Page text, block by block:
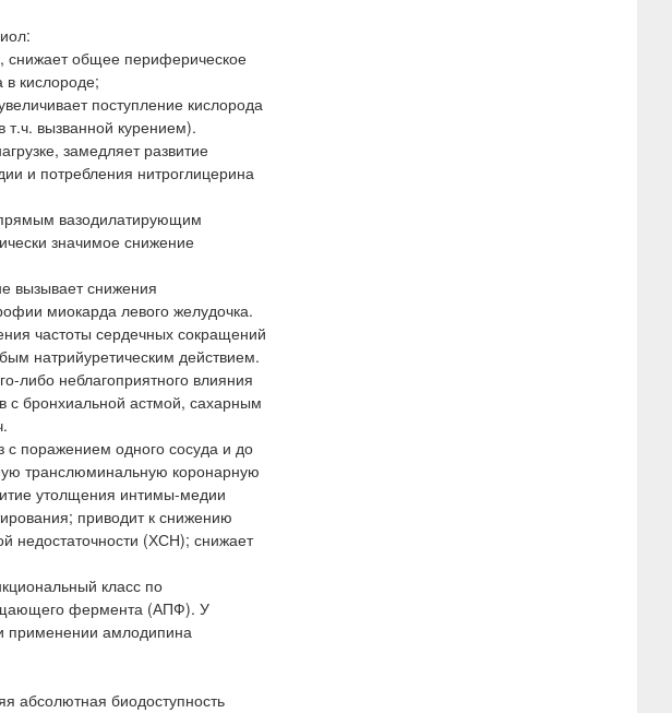
снижает общее периферическое
кислороде;
поступление кислорода
т.ч. вызванной курением).
замедляет развитие
и потребления нитроглицерина
прямым вазодилатирующим
значимое снижение
вызывает снижения
миокарда левого желудочка.
частоты сердечных сокращений
натрийуретическим действием.
либо неблагоприятного влияния
с бронхиальной астмой, сахарным
поражением одного сосуда и до
транслюминальную коронарную
утолщения интимы-медии
приводит к снижению
недостаточности (ХСН); снижает
класс по
фермента (АПФ). У
применении амлодипина
абсолютная биодоступность